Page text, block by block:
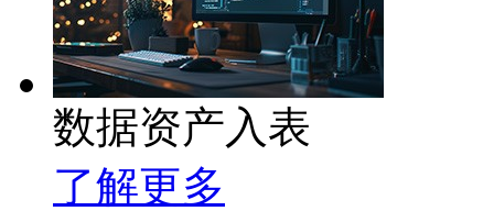
数据资产入表
了解更多